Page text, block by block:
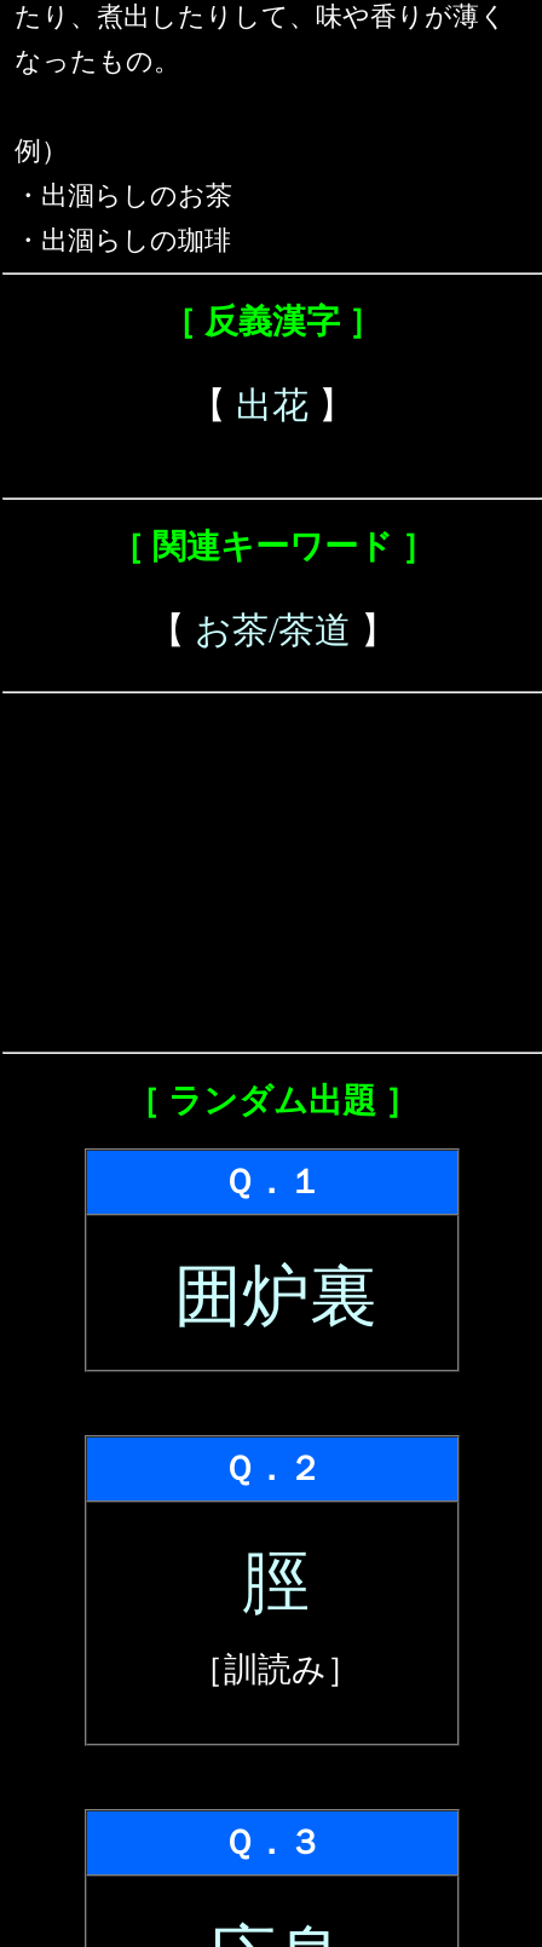
たり、煮出したりして、味や香りが薄く
なったもの。
例）
・出涸らしのお茶
・出涸らしの珈琲
［ 反義漢字 ］
【 出花 】
［ 関連キーワード ］
【 お茶/茶道 】
［ ランダム出題 ］
Ｑ．１
囲炉裏
Ｑ．２
脛
［訓読み］
Ｑ．３